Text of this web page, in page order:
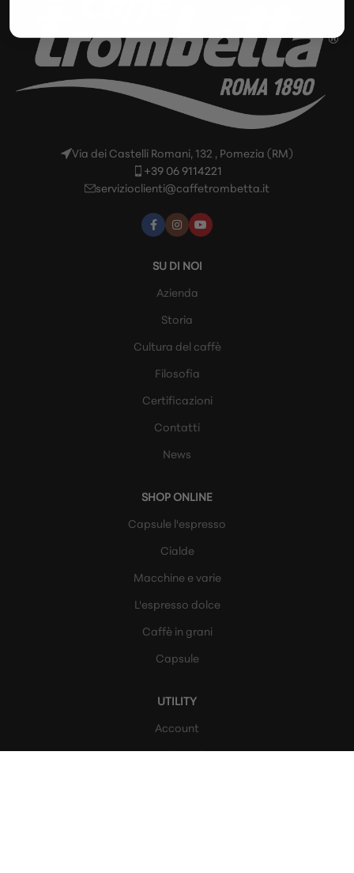
Via dei Castelli Romani, 132 , Pomezia (RM)
+39 06 9114221
servizioclienti@caffetrombetta.it
SU DI NOI
Azienda
Storia
Cultura del caffè
Filosofia
Certificazioni
Contatti
News
SHOP ONLINE
Capsule l'espresso
Cialde
Macchine e varie
L'espresso dolce
Caffè in grani
Capsule
UTILITY
Account
Registrati